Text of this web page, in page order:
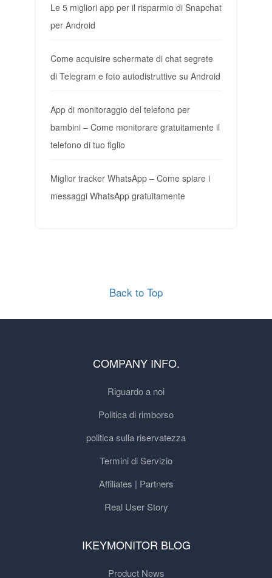
Le 5 migliori app per il risparmio di Snapchat
per Android
Come acquisire schermate di chat segrete
di Telegram e foto autodistruttive su Android
App di monitoraggio del telefono per
bambini – Come monitorare gratuitamente il
telefono di tuo figlio
Miglior tracker WhatsApp – Come spiare i
messaggi WhatsApp gratuitamente
Back to Top
COMPANY INFO.
Riguardo a noi
Politica di rimborso
politica sulla riservatezza
Termini di Servizio
Affiliates | Partners
Real User Story
IKEYMONITOR BLOG
Product News